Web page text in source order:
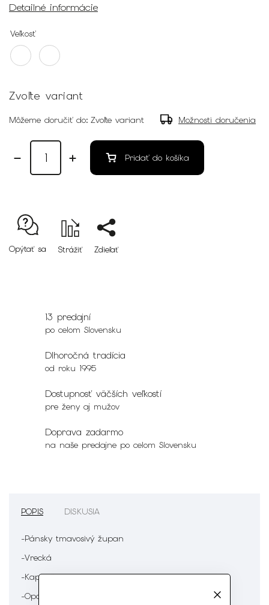
Detailné informácie
Veľkosť
Zvoľte variant
Môžeme doručiť do: Zvoľte variant Možnosti doručenia
Pridať do košíka
Opýtať sa Strážiť Zdieľať
13 predajní
po celom Slovensku
Dlhoročná tradícia
od roku 1995
Dostupnosť väčších veľkostí
pre ženy aj mužov
Doprava zadarmo
na naše predajne po celom Slovensku
POPIS DISKUSIA
-Pánsky tmavosivý župan
-Vrecká
-Kapucňa
-Opasok v páse